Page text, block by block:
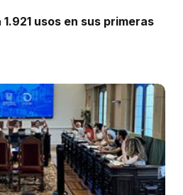
usos en sus primeras